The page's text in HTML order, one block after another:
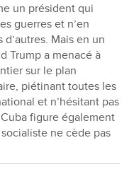
un président qui
guerres et n’en
Mais en un
Trump a menacé à
sur le plan
piétinant toutes les
et n’hésitant pas
figure également
ne cède pas